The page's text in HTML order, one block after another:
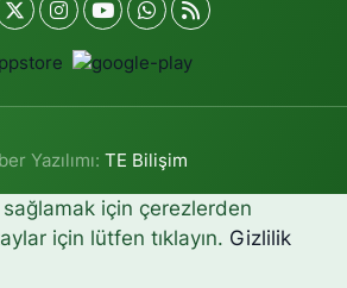
Yazılımı: TE Bilişim
için çerezlerden
için lütfen tıklayın. Gizlilik